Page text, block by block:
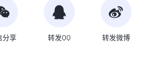
分享 转发QQ 转发微博